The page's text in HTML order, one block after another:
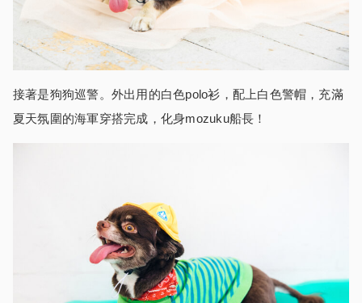
接著是狗狗巡警。外出用的白色polo衫，配上白色警帽，充滿
夏天氛圍的海軍穿搭完成，化身mozuku船長！